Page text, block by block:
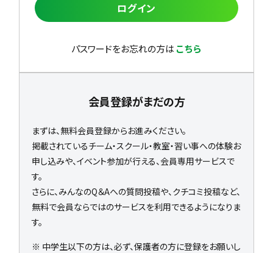
ログイン
パスワードをお忘れの方は こちら
会員登録がまだの方
まずは、無料会員登録からお進みください。
掲載されているチーム・スクール・教室・習い事への体験お
申し込みや、イベント参加が行える、会員専用サービスで
す。
さらに、みんなのQ＆Aへの質問投稿や、クチコミ投稿など、
無料で会員ならではのサービスを利用できるようになりま
す。
※ 中学生以下の方は、必ず、保護者の方に登録をお願いし